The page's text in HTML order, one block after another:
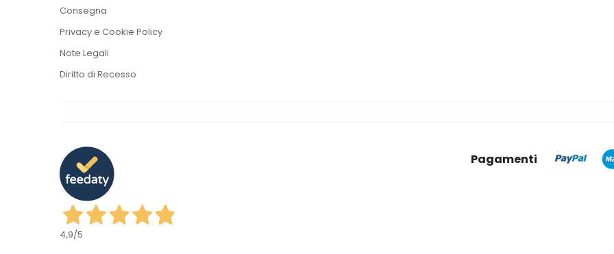
Consegna
Privacy e Cookie Policy
Note Legali
Diritto di Recesso
4,9/5
Pagamenti